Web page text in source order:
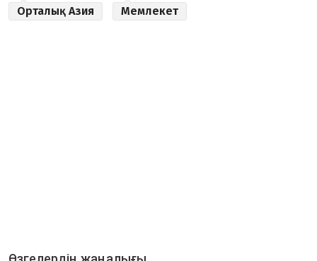
Орталық Азия
Мемлекет